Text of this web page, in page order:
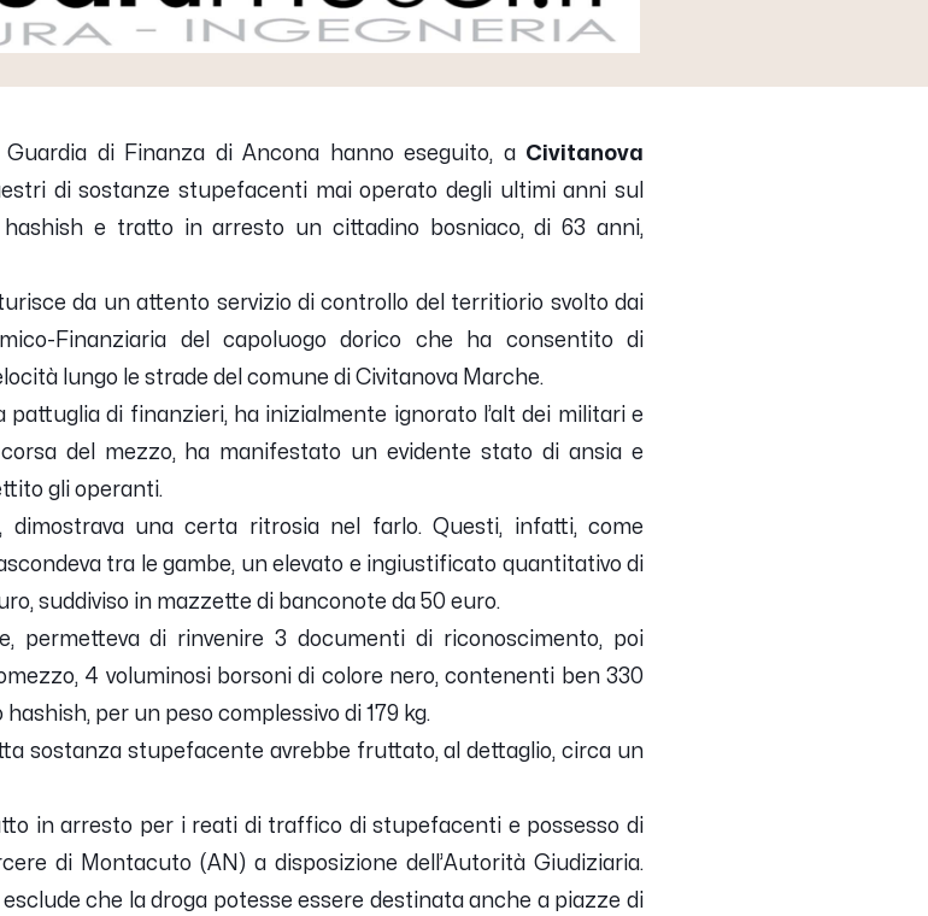
Guardia di Finanza di Ancona hanno eseguito, a Civitanova
di sostanze stupefacenti mai operato degli ultimi anni sul
e tratto in arresto un cittadino bosniaco, di 63 anni,
da un attento servizio di controllo del territiorio svolto dai
Finanziaria del capoluogo dorico che ha consentito di
lungo le strade del comune di Civitanova Marche.
pattuglia di finanzieri, ha inizialmente ignorato l’alt dei militari e
del mezzo, ha manifestato un evidente stato di ansia e
gli operanti.
dimostrava una certa ritrosia nel farlo. Questi, infatti, come
tra le gambe, un elevato e ingiustificato quantitativo di
suddiviso in mazzette di banconote da 50 euro.
permetteva di rinvenire 3 documenti di riconoscimento, poi
4 voluminosi borsoni di colore nero, contenenti ben 330
per un peso complessivo di 179 kg.
sostanza stupefacente avrebbe fruttato, al dettaglio, circa un
in arresto per i reati di traffico di stupefacenti e possesso di
di Montacuto (AN) a disposizione dell’Autorità Giudiziaria.
che la droga potesse essere destinata anche a piazze di